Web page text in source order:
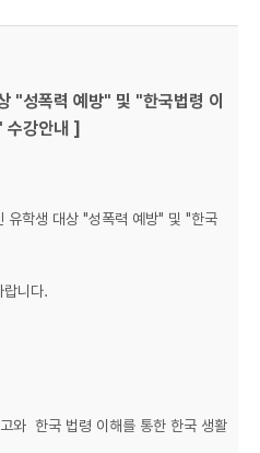
"성폭력 예방" 및 "한국법령 이
수강안내 ]
학생 대상 "성폭력 예방" 및 "한국
랍니다.
와 한국 법령 이해를 통한 한국 생활